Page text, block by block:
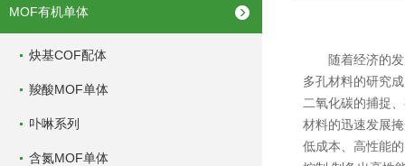
MOF有机单体
炔基COF配体
羧酸MOF单体
卟啉系列
含氮MOF单体
随着经济的发
多孔材料的研究
二氧化碳的捕捉
材料的迅速发展
低成本、高性能